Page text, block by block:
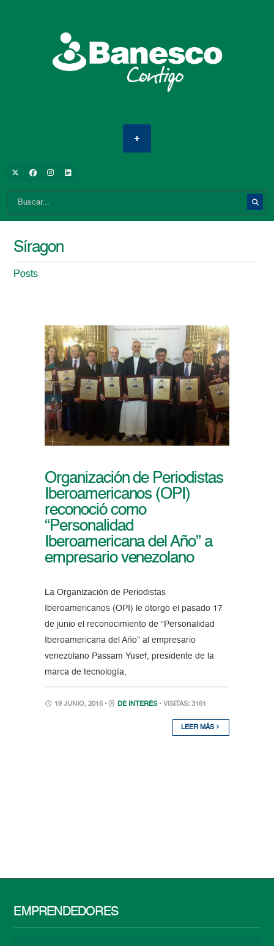
Síragon
Posts
Organización de Periodistas
Iberoamericanos (OPI)
reconoció como
“Personalidad
Iberoamericana del Año” a
empresario venezolano
La Organización de Periodistas
Iberoamericanos (OPI) le otorgó el pasado 17
de junio el reconocimiento de “Personalidad
Iberoamericana del Año” al empresario
venezolano Passam Yusef, presidente de la
marca de tecnología,
19 JUNIO, 2015 • DE INTERÉS • VISITAS: 3161
LEER MÁS
EMPRENDEDORES